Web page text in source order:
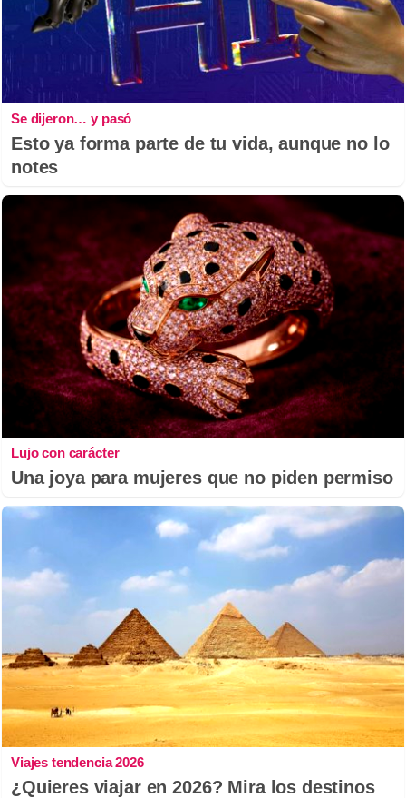
Se dijeron… y pasó
Esto ya forma parte de tu vida, aunque no lo
notes
Lujo con carácter
Una joya para mujeres que no piden permiso
Viajes tendencia 2026
¿Quieres viajar en 2026? Mira los destinos